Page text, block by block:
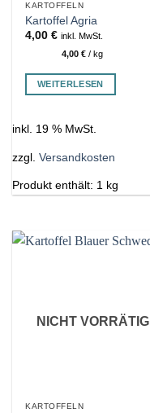
KARTOFFELN
Kartoffel Agria
4,00€ inkl. MwSt.
4,00€ /kg
WEITERLESEN
inkl. 19 % MwSt.
zzgl. Versandkosten
Produkt enthält: 1 kg
NICHT VORRÄTIG
KARTOFFELN